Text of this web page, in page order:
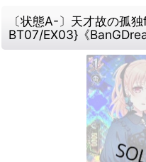
〔状態A-〕天才故の孤
BT07/EX03}《